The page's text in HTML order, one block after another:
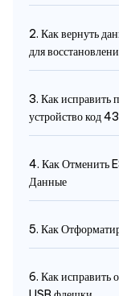
2. Как вернуть
для
3. Как исправить
устройство код 43
4. Как Отменить
Данные
5. Как
6. Как исправить